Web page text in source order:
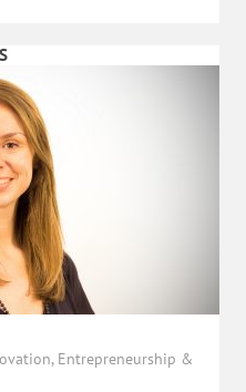
Entrepreneurship &